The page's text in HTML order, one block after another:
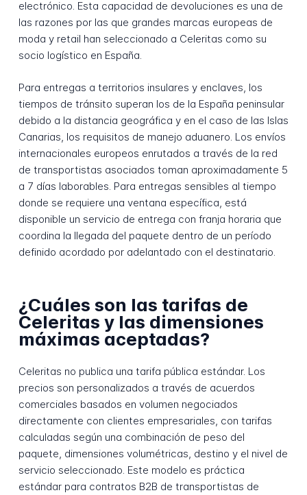
electrónico. Esta capacidad de devoluciones es una de
las razones por las que grandes marcas europeas de
moda y retail han seleccionado a Celeritas como su
socio logístico en España.
Para entregas a territorios insulares y enclaves, los
tiempos de tránsito superan los de la España peninsular
debido a la distancia geográfica y en el caso de las Islas
Canarias, los requisitos de manejo aduanero. Los envíos
internacionales europeos enrutados a través de la red
de transportistas asociados toman aproximadamente 5
a 7 días laborables. Para entregas sensibles al tiempo
donde se requiere una ventana específica, está
disponible un servicio de entrega con franja horaria que
coordina la llegada del paquete dentro de un período
definido acordado por adelantado con el destinatario.
¿Cuáles son las tarifas de
Celeritas y las dimensiones
máximas aceptadas?
Celeritas no publica una tarifa pública estándar. Los
precios son personalizados a través de acuerdos
comerciales basados en volumen negociados
directamente con clientes empresariales, con tarifas
calculadas según una combinación de peso del
paquete, dimensiones volumétricas, destino y el nivel de
servicio seleccionado. Este modelo es práctica
estándar para contratos B2B de transportistas de